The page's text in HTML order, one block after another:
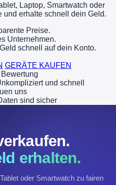
Laptop, Smartwatch oder
und erhalte schnell dein Geld.
Preise.
Unternehmen.
Geld schnell auf dein Konto.
GERÄTE KAUFEN
und schnell
uns
sind sicher
erhalten.
oder Smartwatch zu fairen